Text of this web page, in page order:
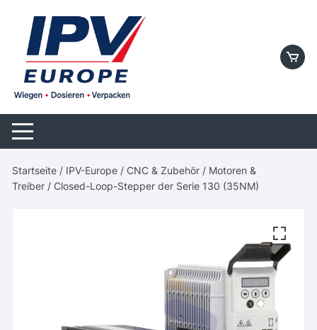
content
Startseite / IPV-Europe / CNC & Zubehör / Motoren &
Treiber / Closed-Loop-Stepper der Serie 130 (35NM)